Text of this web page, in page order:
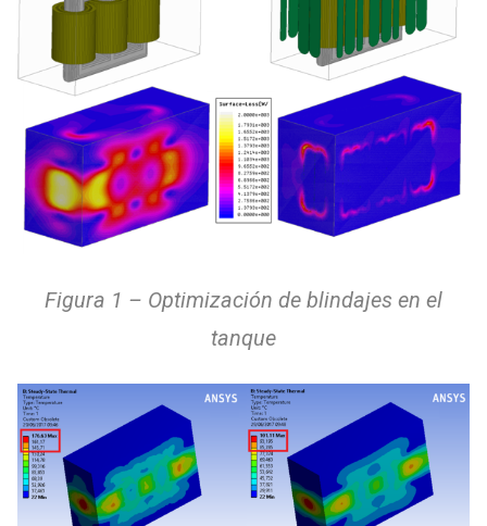
Figura 1 – Optimización de blindajes en el
tanque